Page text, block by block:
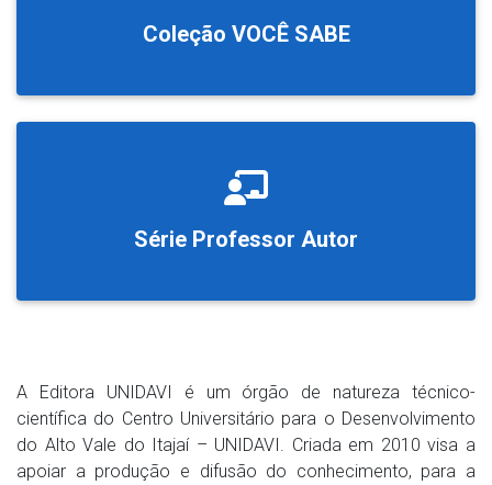
Coleção VOCÊ SABE
Série Professor Autor
A Editora UNIDAVI é um órgão de natureza técnico-
científica do Centro Universitário para o Desenvolvimento
do Alto Vale do Itajaí – UNIDAVI. Criada em 2010 visa a
apoiar a produção e difusão do conhecimento, para a